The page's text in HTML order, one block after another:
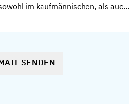
im kaufmännischen, als auc...
SENDEN